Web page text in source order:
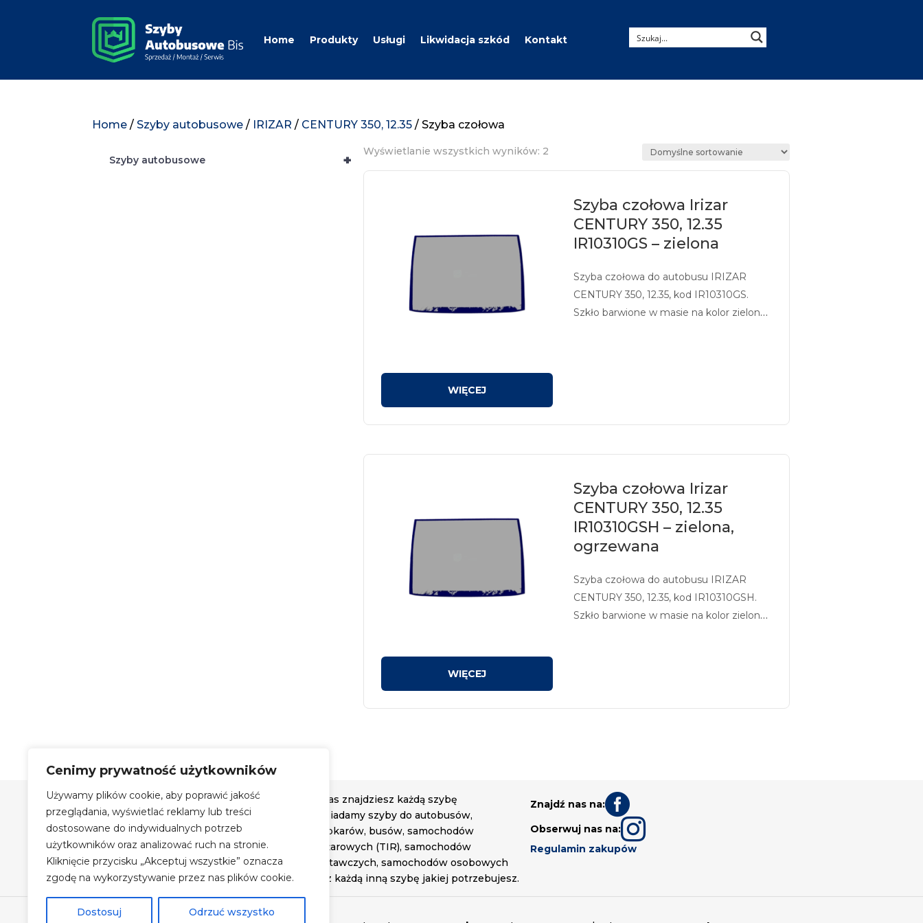
Cenimy prywatność użytkowników
Używamy plików cookie, aby poprawić jakość
przeglądania, wyświetlać reklamy lub treści
dostosowane do indywidualnych potrzeb
użytkowników oraz analizować ruch na stronie.
Kliknięcie przycisku „Akceptuj wszystkie” oznacza
zgodę na wykorzystywanie przez nas plików cookie.
Dostosuj Odrzuć wszystko
Home Produkty Usługi Likwidacja szkód Kontakt
Home /Szyby autobusowe / IRIZAR / CENTURY 350, 12.35 / Szyba czołowa
+
Szyby autobusowe
Wyświetlanie wszystkich wyników: 2
Szyba czołowa Irizar
CENTURY 350, 12.35
IR10310GS – zielona
Szyba czołowa do autobusu IRIZAR
CENTURY 350, 12.35, kod IR10310GS.
Szkło barwione w masie na kolor zielony,
Szyba czołowa Irizar
CENTURY 350, 12.35
IR10310GSH – zielona,
ogrzewana
Szyba czołowa do autobusu IRIZAR
CENTURY 350, 12.35, kod IR10310GSH.
Szkło barwione w masie na kolor zielony,
Szyby Autobusowe Bis Sp.
z o.o.
Szyby Autobusowe i Autokarowe
Auto Szyby na terenie Krakowa
Największy magazyn szyb
U nas znajdziesz każdą szybę
Posiadamy szyby do autobusów,
autokarów, busów, samochodów
ciężarowych (TIR), samochodów
dostawczych, samochodów osobowych
oraz każdą inną szybę jakiej potrzebujesz.
Znajdź nas na:
Obserwuj nas na:
Regulamin zakupów